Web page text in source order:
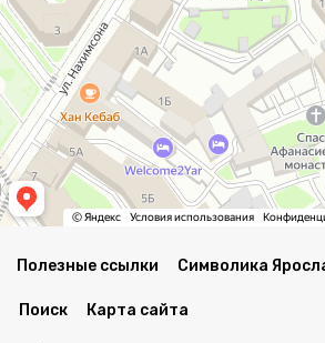
Полезные ссылки Символика
Поиск Карта сайта